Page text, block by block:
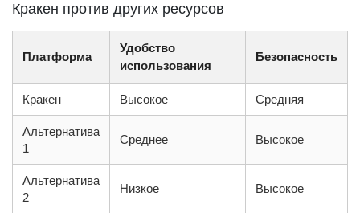
Кракен против других ресурсов
Платформа
Удобство
использования
Безопасность
Кракен Высокое Средняя
Альтернатива
1
Среднее Высокое
Альтернатива
2
Низкое Высокое